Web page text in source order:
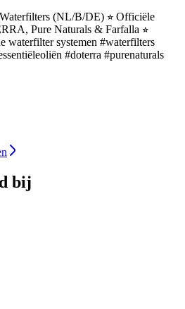
(NL/B/DE) ⭐︎ Officiële
Pure Naturals & Farfalla ⭐︎
waterfilter systemen #waterfilters
#doterra #purenaturals
bij